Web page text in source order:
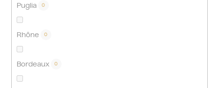
Puglia 0
Rhône 0
Bordeaux 0